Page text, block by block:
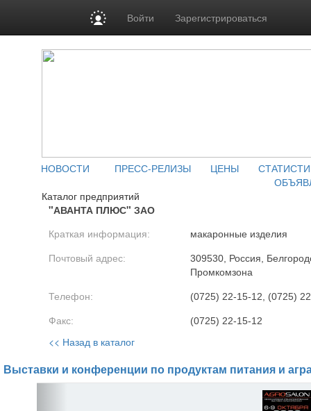
Войти Зарегистрироваться
НОВОСТИ ПРЕСС-РЕЛИЗЫ ЦЕНЫ
Каталог предприятий
"АВАНТА ПЛЮС" ЗАО
Краткая информация: макаронные изделия
Почтовый адрес:
309530, Россия,
Промкомзона
Телефон: (0725) 22-15-12, (0725)
Факс: (0725) 22-15-12
<< Назад в каталог
Выставки и конференции по продуктам питания и